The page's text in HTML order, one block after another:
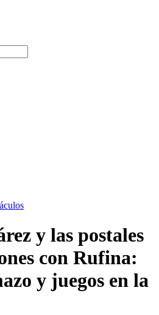
y las postales
con Rufina:
y juegos en la